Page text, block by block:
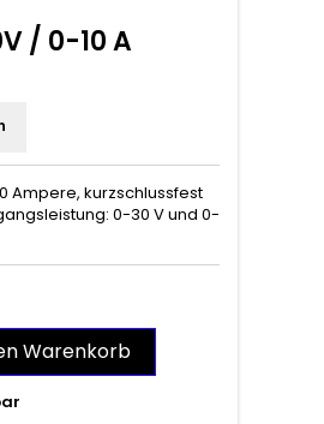
/ 0-10 A
Ampere, kurzschlussfest
0-30 V und 0-
Warenkorb